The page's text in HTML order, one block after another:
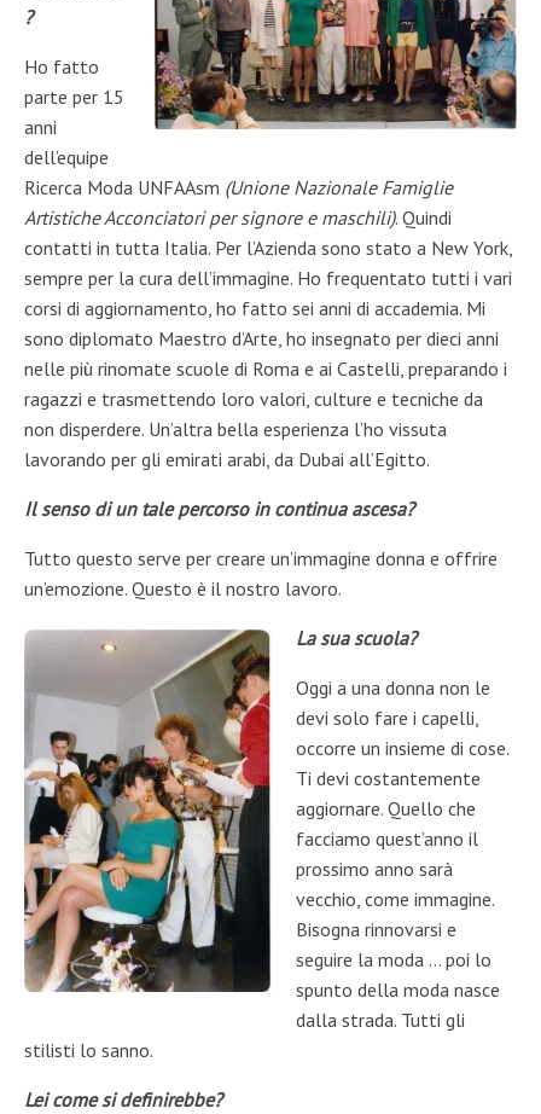
?
Ho fatto
parte per 15
anni
dell’equipe
Ricerca Moda UNFAAsm (Unione Nazionale Famiglie
Artistiche Acconciatori per signore e maschili). Quindi
contatti in tutta Italia. Per l’Azienda sono stato a New York,
sempre per la cura dell’immagine. Ho frequentato tutti i vari
corsi di aggiornamento, ho fatto sei anni di accademia. Mi
sono diplomato Maestro d’Arte, ho insegnato per dieci anni
nelle più rinomate scuole di Roma e ai Castelli, preparando i
ragazzi e trasmettendo loro valori, culture e tecniche da
non disperdere. Un’altra bella esperienza l’ho vissuta
lavorando per gli emirati arabi, da Dubai all’Egitto.
Il senso di un tale percorso in continua ascesa?
Tutto questo serve per creare un’immagine donna e offrire
un’emozione. Questo è il nostro lavoro.
La sua scuola?
Oggi a una donna non le
devi solo fare i capelli,
occorre un insieme di cose.
Ti devi costantemente
aggiornare. Quello che
facciamo quest’anno il
prossimo anno sarà
vecchio, come immagine.
Bisogna rinnovarsi e
seguire la moda … poi lo
spunto della moda nasce
dalla strada. Tutti gli
stilisti lo sanno.
Lei come si definirebbe?